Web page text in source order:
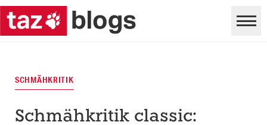
SCHMÄHKRITIK
Schmähkritik classic: